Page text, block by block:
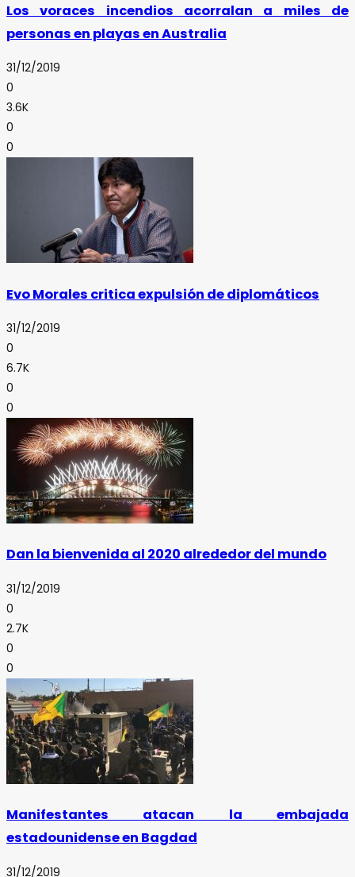
Los voraces incendios acorralan a miles de
personas en playas en Australia
31/12/2019
0
3.6K
0
0
Evo Morales critica expulsión de diplomáticos
31/12/2019
0
6.7K
0
0
Dan la bienvenida al 2020 alrededor del mundo
31/12/2019
0
2.7K
0
0
Manifestantes atacan la embajada
estadounidense en Bagdad
31/12/2019